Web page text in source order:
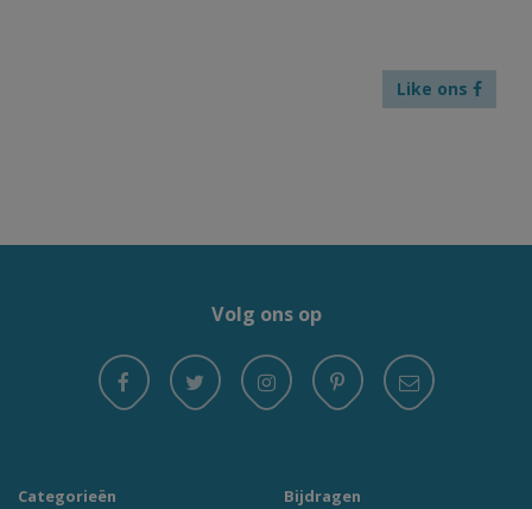
Like ons
Volg ons op
Categorieën
Bijdragen